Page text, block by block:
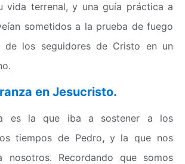
vida terrenal, y una guía práctica a
sometidos a la prueba de fuego
de los seguidores de Cristo en un
en Jesucristo.
es la que iba a sostener a los
tiempos de Pedro, y la que nos
nosotros. Recordando que somos